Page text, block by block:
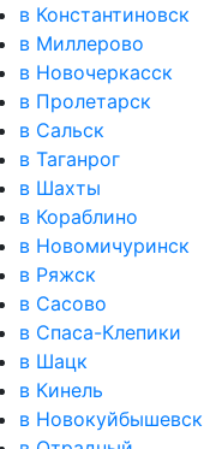
в Константиновск
в Миллерово
в Новочеркасск
в Пролетарск
в Сальск
в Таганрог
в Шахты
в Кораблино
в Новомичуринск
в Ряжск
в Сасово
в Спаса-Клепики
в Шацк
в Кинель
в Новокуйбышевск